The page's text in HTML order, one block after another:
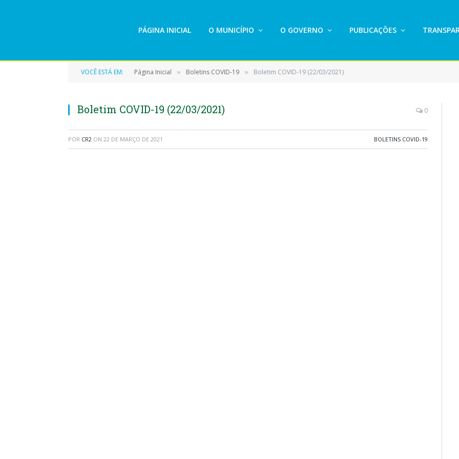
PÁGINA INICIAL O MUNICÍPIO O GOVERNO PUBLICAÇÕES
VOCÊ ESTÁ EM: Página Inicial » Boletins COVID-19 » Boletim COVID-19 (22/03/2021)
Boletim COVID-19 (22/03/2021) 0
POR CR2 ON 22 DE MARÇO DE 2021 BOLETINS COVID-19